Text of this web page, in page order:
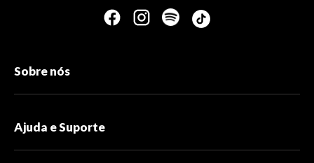
Sobre nós
Ajuda e Suporte